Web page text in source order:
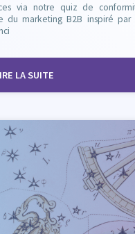
via notre quiz de
du marketing B2B inspiré par
LA SUITE